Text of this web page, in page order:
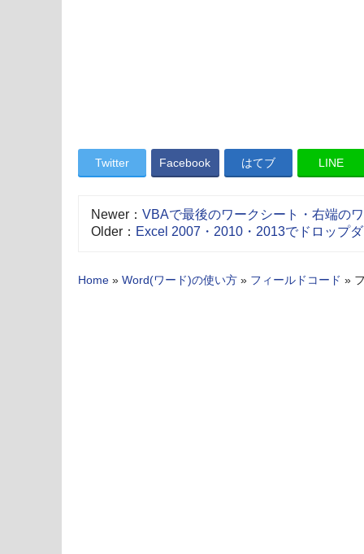
Twitter Facebook はてブ LINE
Newer： VBAで最後のワークシート・右端の
Older： Excel 2007・2010・2013でドロップ
Home » Word(ワード)の使い方 » フィールドコード »